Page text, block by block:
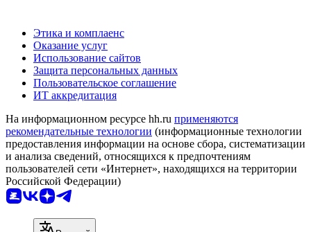
Этика и комплаенс
Оказание услуг
Использование сайтов
Защита персональных данных
Пользовательское соглашение
ИТ аккредитация
На информационном ресурсе hh.ru применяются
рекомендательные технологии (информационные технологии
предоставления информации на основе сбора, систематизации
и анализа сведений, относящихся к предпочтениям
пользователей сети «Интернет», находящихся на территории
Российской Федерации)